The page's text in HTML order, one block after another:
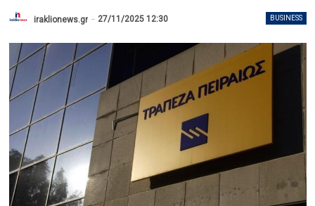
BUSINESS
iraklionews.gr 27/11/2025 12:30